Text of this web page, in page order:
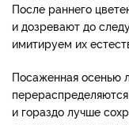
После раннего
и дозревают до
имитируем их
Посаженная осенью
и гораздо лучше